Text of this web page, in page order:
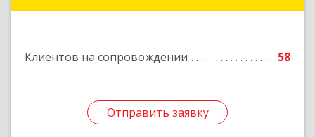
Клиентов на сопровождении 58
Отправить заявку
Подробнее
Отправить заявку